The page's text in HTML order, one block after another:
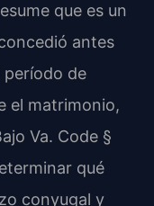
que es un
antes
de
el matrimonio,
Va. Code §
qué
conyugal y